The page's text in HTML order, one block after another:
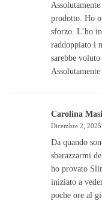
prodotto. Ho
sforzo. L’ho
raddoppiato i
sarebbe voluto
Carolina Masi
Dicembre 2, 2025
Da quando
sbarazzarmi
ho provato
iniziato a
poche ore al